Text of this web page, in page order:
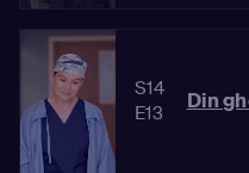
S14
E13
Din